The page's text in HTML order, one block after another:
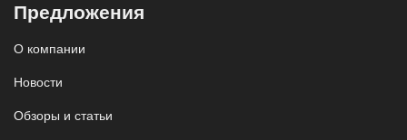
Предложения
О компании
Новости
Обзоры и статьи